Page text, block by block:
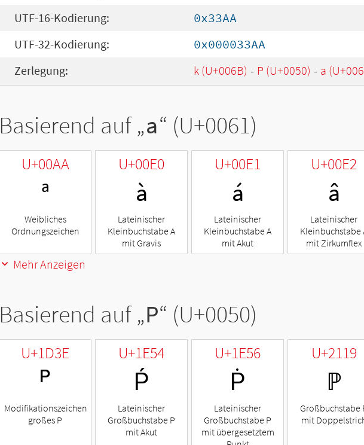
UTF-16-Kodierung:
0x33AA
UTF-32-Kodierung:
0x000033AA
Zerlegung:
k (U+006B) - P (U+0050) - a
Basierend auf „a“ (U+0061)
U+00AA
ª
Weibliches
Ordnungszeichen
U+00E0
à
Lateinischer
Kleinbuchstabe A
mit Gravis
U+00E1
á
Lateinischer
Kleinbuchstabe A
mit Akut
U+00E2
â
Lateinischer
Kleinbuchstabe
mit Zirkumflex
Mehr Anzeigen
Basierend auf „P“ (U+0050)
U+1D3E
ᴾ
Modifikationszeichen
großes P
U+1E54
Ṕ
Lateinischer
Großbuchstabe P
mit Akut
U+1E56
Ṗ
Lateinischer
Großbuchstabe P
mit übergesetztem
U+2119
ℙ
Großbuchstabe
mit